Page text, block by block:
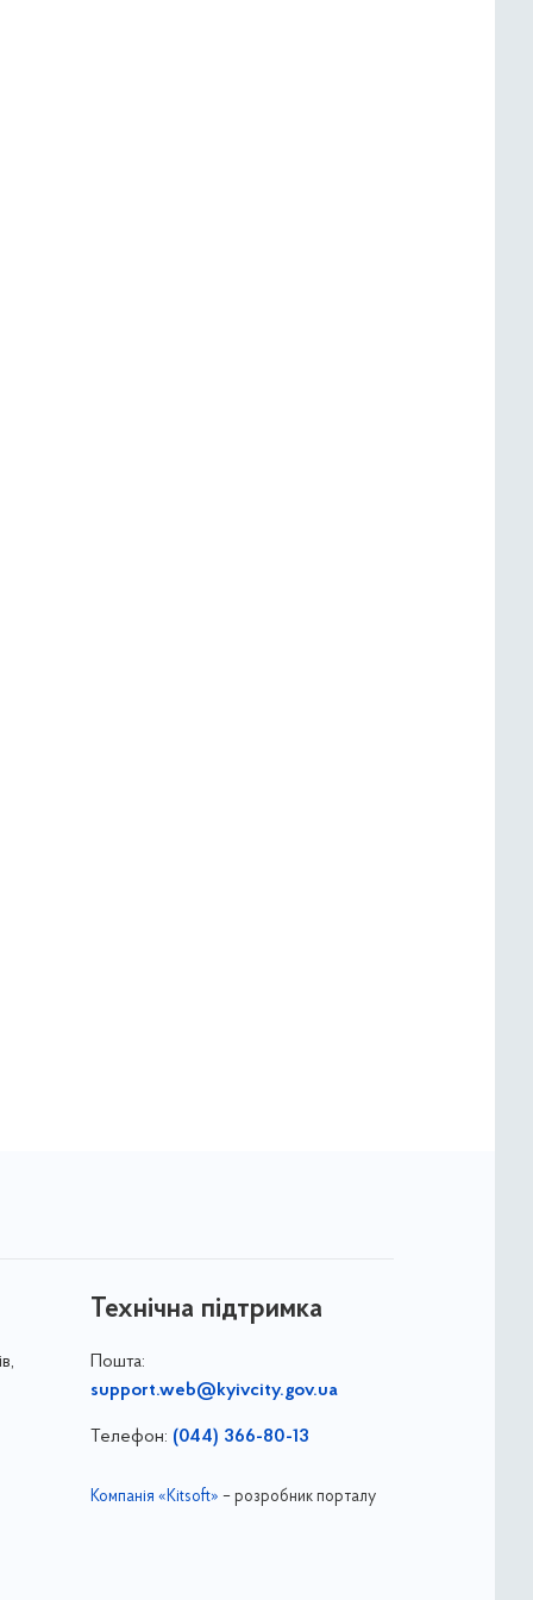
Технічна підтримка
Пошта:
support.web@kyivcity.gov.ua
Телефон: (044) 366-80-13
Компанія «Kitsoft» – розробник порталу